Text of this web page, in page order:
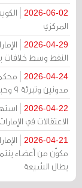
2026-06-02
المركزي
2026-04-29
النفط وسط خلافات
2026-04-24
مدونين وتبرئة 9 وحبس 18 متهماً بالتعاطف مع إيران
2026-04-22
الاعتقالات في الإمارات
2026-04-21
مكوّن من أعضاء
يطال الشيعة